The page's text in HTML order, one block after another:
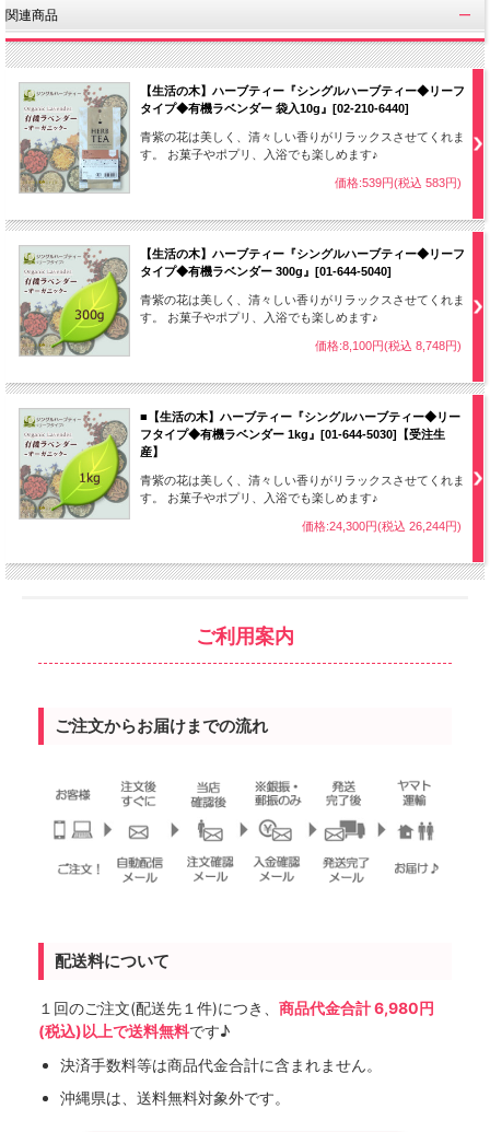
関連商品
【生活の木】ハーブティー『シングルハーブティー◆リーフ
タイプ◆有機ラベンダー 袋入10g』[02-210-6440]
青紫の花は美しく、清々しい香りがリラックスさせてくれま
す。 お菓子やポプリ、入浴でも楽しめます♪
価格:539円(税込 583円)
【生活の木】ハーブティー『シングルハーブティー◆リーフ
タイプ◆有機ラベンダー 300g』[01-644-5040]
青紫の花は美しく、清々しい香りがリラックスさせてくれま
す。 お菓子やポプリ、入浴でも楽しめます♪
価格:8,100円(税込 8,748円)
■【生活の木】ハーブティー『シングルハーブティー◆リー
フタイプ◆有機ラベンダー 1kg』[01-644-5030]【受注生
産】
青紫の花は美しく、清々しい香りがリラックスさせてくれま
す。 お菓子やポプリ、入浴でも楽しめます♪
価格:24,300円(税込 26,244円)
ご利用案内
ご注文からお届けまでの流れ
配送料について
１回のご注文(配送先１件)につき、 商品代金合計 6,980円
(税込)以上で送料無料です♪
決済手数料等は商品代金合計に含まれません。
沖縄県は、送料無料対象外です。